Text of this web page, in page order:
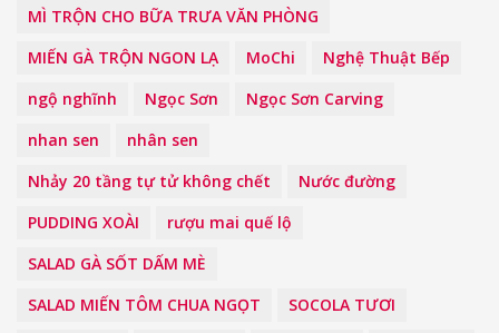
MÌ TRỘN CHO BỮA TRƯA VĂN PHÒNG
MIẾN GÀ TRỘN NGON LẠ
MoChi
Nghệ Thuật Bếp
ngộ nghĩnh
Ngọc Sơn
Ngọc Sơn Carving
nhan sen
nhân sen
Nhảy 20 tầng tự tử không chết
Nước đường
PUDDING XOÀI
rượu mai quế lộ
SALAD GÀ SỐT DẤM MÈ
SALAD MIẾN TÔM CHUA NGỌT
SOCOLA TƯƠI